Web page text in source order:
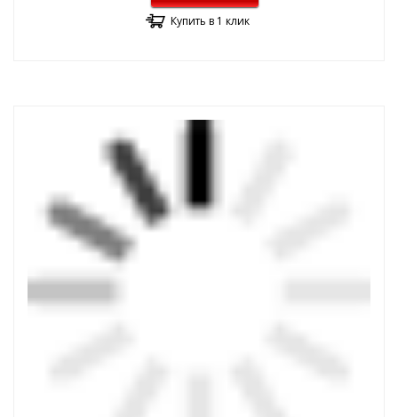
Купить в 1 клик